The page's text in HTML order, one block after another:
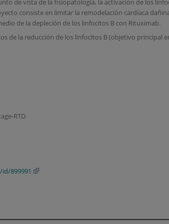
de vista de la fisiopatología, la activación de los
consiste en limitar la remodelación cardíaca
de la depleción de los linfocitos B con Rituximab.
de la reducción de los linfocitos B (objetivo principal
RTD
899991